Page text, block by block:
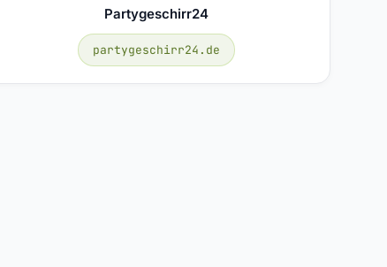
Partygeschirr24
partygeschirr24.de